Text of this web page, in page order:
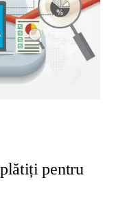
pentru